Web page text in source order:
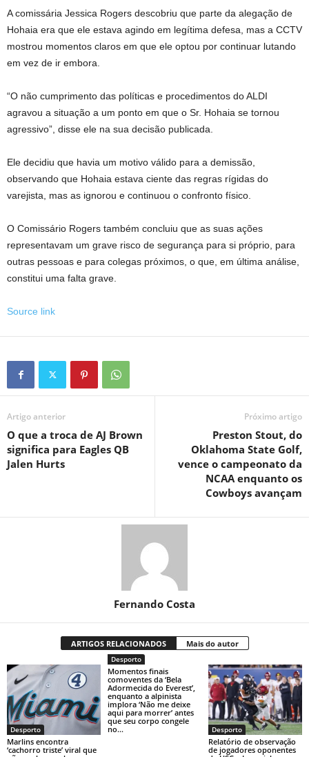
A comissária Jessica Rogers descobriu que parte da alegação de
Hohaia era que ele estava agindo em legítima defesa, mas a CCTV
mostrou momentos claros em que ele optou por continuar lutando
em vez de ir embora.
“O não cumprimento das políticas e procedimentos do ALDI
agravou a situação a um ponto em que o Sr. Hohaia se tornou
agressivo”, disse ele na sua decisão publicada.
Ele decidiu que havia um motivo válido para a demissão,
observando que Hohaia estava ciente das regras rígidas do
varejista, mas as ignorou e continuou o confronto físico.
O Comissário Rogers também concluiu que as suas ações
representavam um grave risco de segurança para si próprio, para
outras pessoas e para colegas próximos, o que, em última análise,
constitui uma falta grave.
Source link
Artigo anterior
O que a troca de AJ Brown
significa para Eagles QB
Jalen Hurts
Próximo artigo
Preston Stout, do
Oklahoma State Golf,
vence o campeonato da
NCAA enquanto os
Cowboys avançam
Fernando Costa
ARTIGOS RELACIONADOS Mais do autor
Desporto
Marlins encontra
‘cachorro triste’ viral que
Desporto
Momentos finais
comoventes da ‘Bela
Adormecida do Everest’,
enquanto a alpinista
implora ‘Não me deixe
aqui para morrer’ antes
que seu corpo congele
no...
Desporto
Relatório de observação
de jogadores oponentes